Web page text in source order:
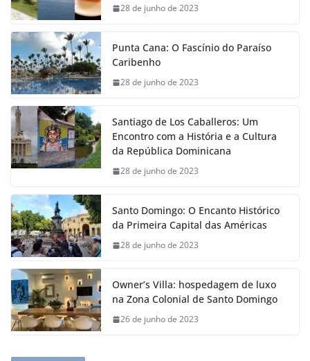
28 de junho de 2023
Punta Cana: O Fascínio do Paraíso
Caribenho
28 de junho de 2023
Santiago de Los Caballeros: Um
Encontro com a História e a Cultura
da República Dominicana
28 de junho de 2023
Santo Domingo: O Encanto Histórico
da Primeira Capital das Américas
28 de junho de 2023
Owner’s Villa: hospedagem de luxo
na Zona Colonial de Santo Domingo
26 de junho de 2023